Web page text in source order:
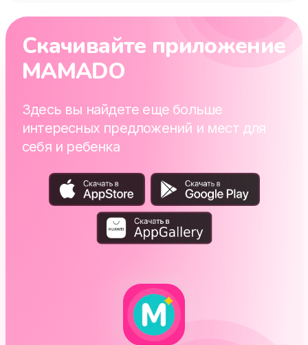
Скачивайте приложение
MAMADO
Здесь вы найдете еще больше
интересных предложений и мест для
себя и ребенка